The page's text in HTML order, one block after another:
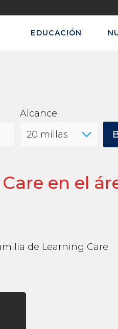
EDUCACIÓN
Alcance
en el
de Learning Care